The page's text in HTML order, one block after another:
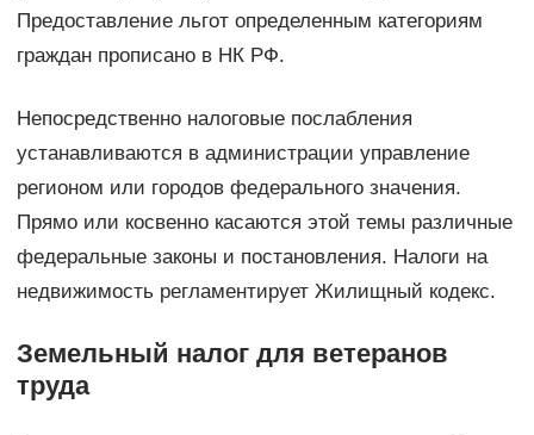
Предоставление льгот определенным категориям
граждан прописано в НК РФ.
Непосредственно налоговые послабления
устанавливаются в администрации управление
регионом или городов федерального значения.
Прямо или косвенно касаются этой темы различные
федеральные законы и постановления. Налоги на
недвижимость регламентирует Жилищный кодекс.
Земельный налог для ветеранов
труда